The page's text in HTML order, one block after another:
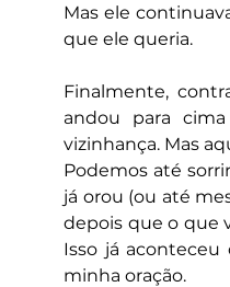
Mas ele
que ele queria.
Finalmente,
andou para
vizinhança. Mas
Podemos até
já orou (ou até
depois que o que
Isso já
minha oração.